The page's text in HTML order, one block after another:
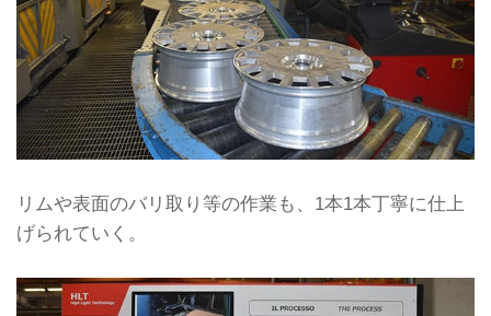
リムや表面のバリ取り等の作業も、1本1本丁寧に仕上
げられていく。